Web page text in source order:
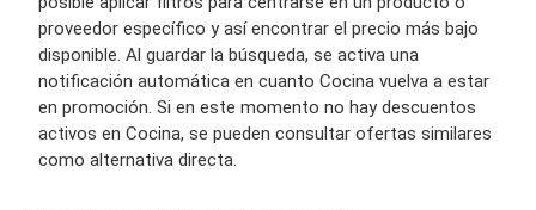
proveedor específico y así encontrar el precio más bajo
disponible. Al guardar la búsqueda, se activa una
notificación automática en cuanto Cocina vuelva a estar
en promoción. Si en este momento no hay descuentos
activos en Cocina, se pueden consultar ofertas similares
como alternativa directa.